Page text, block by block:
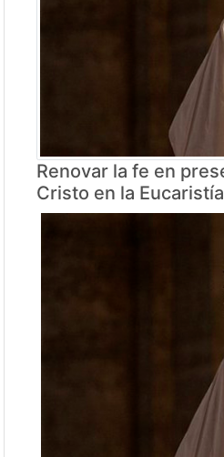
Renovar la fe en
Cristo en la Eucaristía